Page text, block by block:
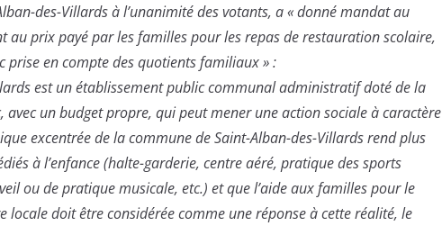
des-Villards à l’unanimité des votants, a « donné mandat au
au prix payé par les familles pour les repas de restauration scolaire,
en compte des quotients familiaux » :
est un établissement public communal administratif doté de la
un budget propre, qui peut mener une action sociale à caractère
excentrée de la commune de Saint-Alban-des-Villards rend plus
à l’enfance (halte-garderie, centre aéré, pratique des sports
ou de pratique musicale, etc.) et que l’aide aux familles pour le
doit être considérée comme une réponse à cette réalité, le